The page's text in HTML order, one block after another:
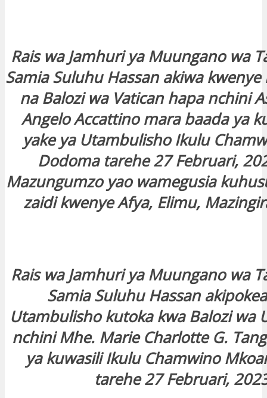
Rais wa Jamhuri ya Muungano wa
Samia Suluhu Hassan akiwa
na Balozi wa Vatican hapa nchini
Angelo Accattino mara baada ya
yake ya Utambulisho Ikulu
Dodoma tarehe 27 Februari,
Mazungumzo yao wamegusia
zaidi kwenye Afya, Elimu,
Rais wa Jamhuri ya Muungano wa
Samia Suluhu Hassan
Utambulisho kutoka kwa Balozi wa
nchini Mhe. Marie Charlotte G.
ya kuwasili Ikulu Chamwino
tarehe 27 Februari,